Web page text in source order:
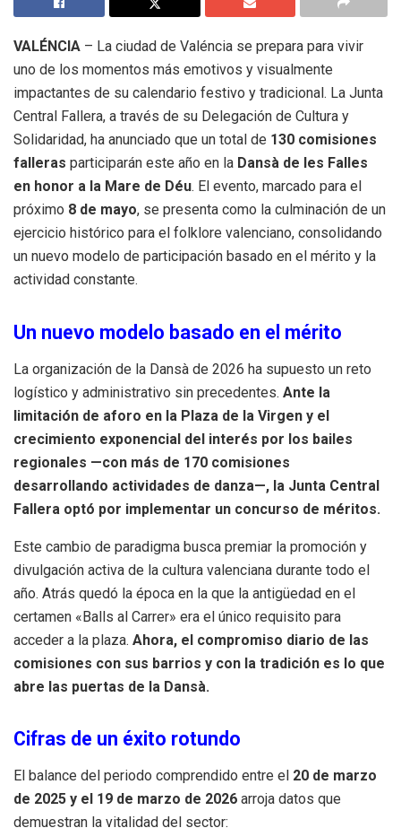
VALÉNCIA – La ciudad de Valéncia se prepara para vivir
uno de los momentos más emotivos y visualmente
impactantes de su calendario festivo y tradicional . La Junta
Central Fallera, a través de su Delegación de Cultura y
Solidaridad, ha anunciado que un total de 130 comisiones
falleras participarán este año en la Dansà de les Falles
en honor a la Mare de Déu. El evento, marcado para el
próximo 8 de mayo, se presenta como la culminación de un
ejercicio histórico para el folklore valenciano, consolidando
un nuevo modelo de participación basado en el mérito y la
actividad constante.
Un nuevo modelo basado en el mérito
La organización de la Dansà de 2026 ha supuesto un reto
logístico y administrativo sin precedentes. Ante la
limitación de aforo en la Plaza de la Virgen y el
crecimiento exponencial del interés por los bailes
regionales —con más de 170 comisiones
desarrollando actividades de danza—, la Junta Central
Fallera optó por implementar un concurso de méritos.
Este cambio de paradigma busca premiar la promoción y
divulgación activa de la cultura valenciana durante todo el
año. Atrás quedó la época en la que la antigüedad en el
certamen «Balls al Carrer» era el único requisito para
acceder a la plaza. Ahora, el compromiso diario de las
comisiones con sus barrios y con la tradición es lo que
abre las puertas de la Dansà.
Cifras de un éxito rotundo
El balance del periodo comprendido entre el 20 de marzo
de 2025 y el 19 de marzo de 2026 arroja datos que
demuestran la vitalidad del sector: